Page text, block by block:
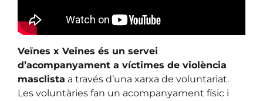
Veïnes x Veïnes és un servei
d’acompanyament a víctimes de violència
masclista a través d’una xarxa de voluntariat.
Les voluntàries fan un acompanyament físic i